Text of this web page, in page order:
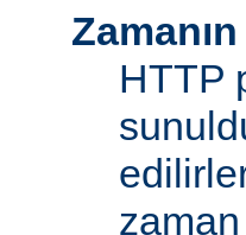
HTTP